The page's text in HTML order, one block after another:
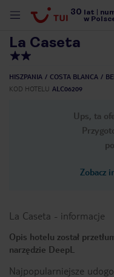
30 lat
w
La Caseta
HISZPANIA COSTA BLANCA
KOD HOTELU ALC06209
Ups, ta
Zobacz
La Caseta - informacje
Opis hotelu został
narzędzie DeepL
Najpopularniejsze